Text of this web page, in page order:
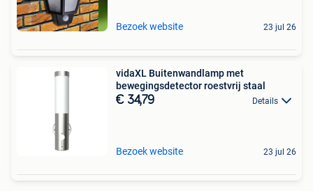
Bezoek website 23 jul 26
vidaXL Buitenwandlamp met
bewegingsdetector roestvrij staal
€ 34,79 Details
Bezoek website 23 jul 26